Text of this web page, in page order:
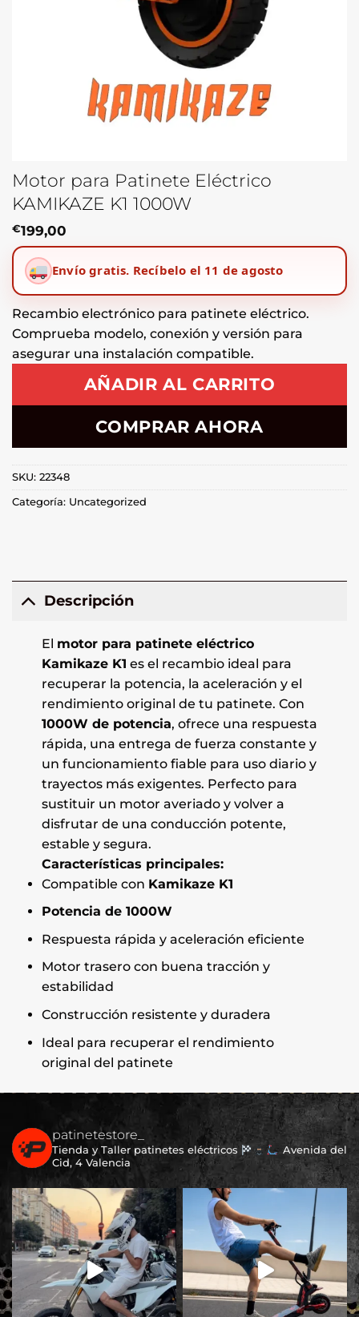
Motor para Patinete Eléctrico
KAMIKAZE K1 1000W
€199,00
Envío gratis. Recíbelo el 11 de agosto
Recambio electrónico para patinete eléctrico.
Comprueba modelo, conexión y versión para
asegurar una instalación compatible.
AÑADIR AL CARRITO
COMPRAR AHORA
SKU: 22348
Categoría: Uncategorized
Descripción
El motor para patinete eléctrico
Kamikaze K1 es el recambio ideal para
recuperar la potencia, la aceleración y el
rendimiento original de tu patinete. Con
1000W de potencia, ofrece una respuesta
rápida, una entrega de fuerza constante y
un funcionamiento fiable para uso diario y
trayectos más exigentes. Perfecto para
sustituir un motor averiado y volver a
disfrutar de una conducción potente,
estable y segura.
Características principales:
Compatible con Kamikaze K1
Potencia de 1000W
Respuesta rápida y aceleración eficiente
Motor trasero con buena tracción y
estabilidad
Construcción resistente y duradera
Ideal para recuperar el rendimiento
original del patinete
patinetestore_
Tienda y Taller patinetes eléctricos
Avenida del
Cid, 4 Valencia